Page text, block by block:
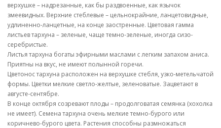
верхушке – надрезанные, как бы раздвоенные, как язычок
змеевидных. Верхние стеблевые – цельнокрайние, ланцетовидные,
удлиненно-ланцетные, на конце заостренные. Цветовая гамма
листьев тархуна – зеленые, чаще темно-зеленые, иногда сизо-
серебристые.
Листья тархуна богаты эфирными маслами с легким запахом аниса.
Приятны на вкус, не имеют полынной горечи.
Цветонос тархуна расположен на верхушке стебля, узко-метельчатой
формы. Цветки мелкие светло-желтые, зеленоватые. Зацветают в
августе-сентябре.
В конце октября созревают плоды – продолговатая семянка (хохолка
не имеет). Семена тархуна очень мелкие темно-бурого или
коричнево-бурого цвета. Растения способны размножаться